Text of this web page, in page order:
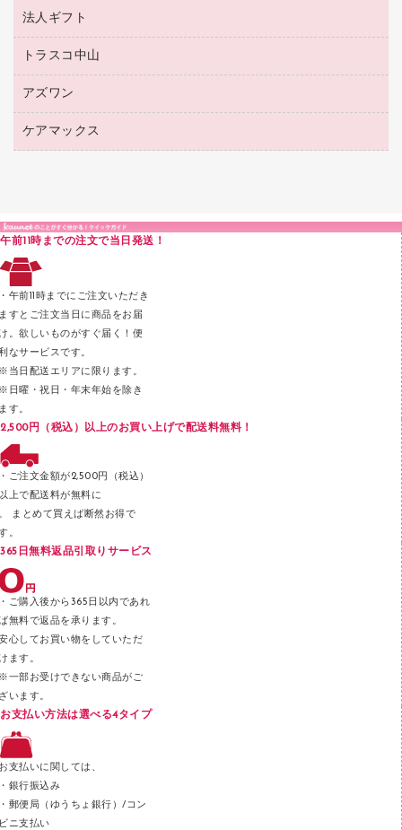
パイプ式ファイル
その他ファイル
クリヤーホルダー
クリヤーブック（差替式）
クリヤーブック（固定式）
Ｚ式ファイル
２穴リフィル・２穴インデックス
ボールペン（油性）
ボールペン（ゲルインク）
シャープペンシル用替芯
針なしステープラー
紙めくり
裁断機
印章用品
ラベル類
メンディングテープ
メッシュケース／ペンケース
フロアケース
ブックエンド／ブックスタンド
パンチ
テープカッター
その他文具
セロハンテープ
スティックのり
クリップ
陳列什器
紙手提げ袋
レジ・ポリ袋
ディスプレイ用品
カウンター／お会計用品
東急ハンズ
法人ギフト
高島屋
高島屋（食品・飲料）
カウネットギフト（食品・飲料）
トラスコ中山
建築・作業用品
アズワン
医療・介護用品（食品・飲料・食添製品）
ケアマックス
午前11時までの注文で当日発送！
午前11時までにご注文いただき
すとご注文当日に商品をお届
。欲しいものがすぐ届く！便
なサービスです。
当日配送エリアに限ります。
日曜・祝日・年末年始を除き
す。
2,500円（税込）以上のお買い上げで配送料無料！
ご注文金額が2,500円（税込）
上で配送料が無料に
まとめて買えば断然お得で
。
365日無料返品引取りサービス
ご購入後から365日以内であれ
無料で返品を承ります。
心してお買い物をしていただ
ます。
一部お受けできない商品がご
います。
お支払い方法は選べる4タイプ
支払いに関しては、
銀行振込み
郵便局（ゆうちょ銀行）/コン
ニ支払い